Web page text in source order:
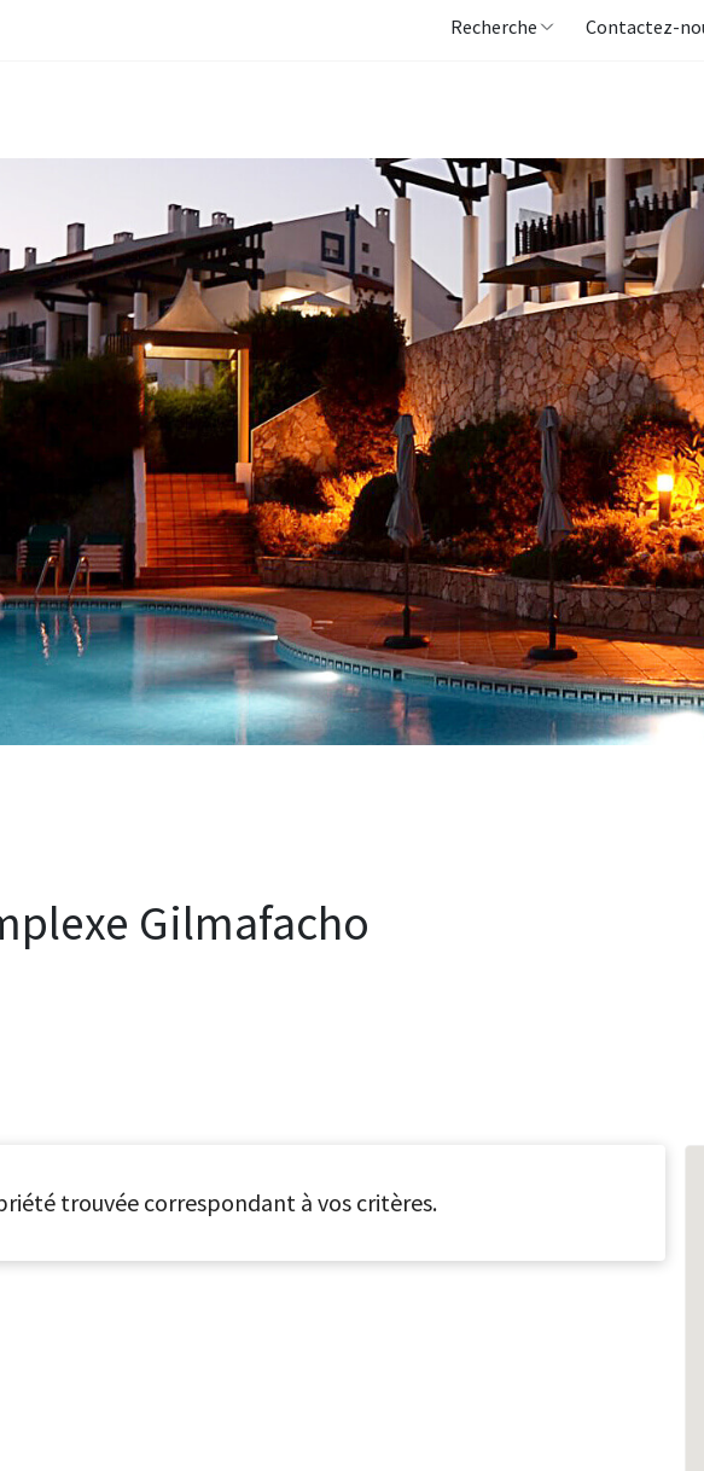
Recherche Contactez-
Gilmafacho
trouvée correspondant à vos critères.